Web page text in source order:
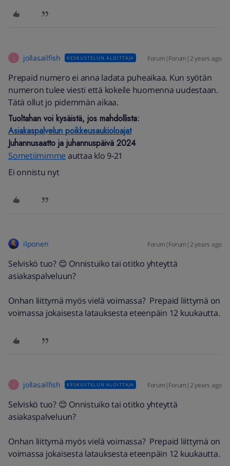
jollasailfish KESKUSTELUN ALOITTAJA Forum|Forum|2 years ago
Prepaid numero ei anna ladata puheaikaa. Kun syötän
numeron tulee viesti että kokeile huomenna uudestaan.
Tätä ollut jo pidemmän aikaa.
Tuoltahan voi kysäistä, jos mahdollista:
Asiakaspalvelun poikkeusaukioloajat
Juhannusaatto ja juhannuspäivä 2024
Sometiimimme auttaa klo 9-21
Ei onnistu nyt
ilponen Forum|Forum|2 years ago
Selviskö tuo? 😊 Onnistuiko tai otitko yhteyttä
asiakaspalveluun?
Onhan liittymä myös vielä voimassa? Prepaid liittymä on
voimassa jokaisesta latauksesta eteenpäin 12 kuukautta.
jollasailfish KESKUSTELUN ALOITTAJA Forum|Forum|2 years ago
Selviskö tuo? 😊 Onnistuiko tai otitko yhteyttä
asiakaspalveluun?
Onhan liittymä myös vielä voimassa? Prepaid liittymä on
voimassa jokaisesta latauksesta eteenpäin 12 kuukautta.